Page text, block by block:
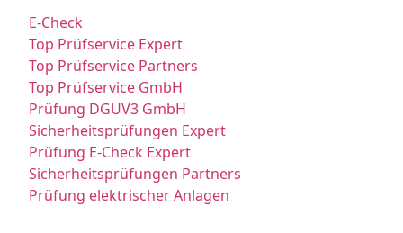
E-Check
Top Prüfservice Expert
Top Prüfservice Partners
Top Prüfservice GmbH
Prüfung DGUV3 GmbH
Sicherheitsprüfungen Expert
Prüfung E-Check Expert
Sicherheitsprüfungen Partners
Prüfung elektrischer Anlagen